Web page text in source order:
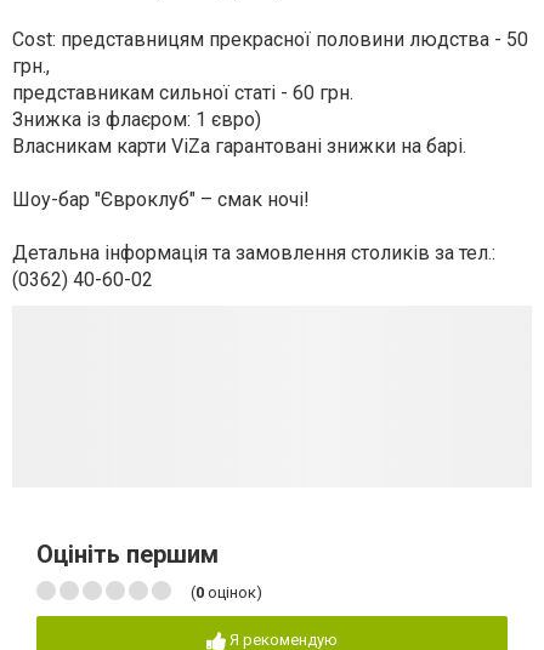
Cost: представницям прекрасної половини людства - 50
грн.,
представникам сильної статі - 60 грн.
Знижка із флаєром: 1 євро)
Власникам карти ViZa гарантовані знижки на барі.
Шоу-бар "Євроклуб" – смак ночі!
Детальна інформація та замовлення столиків за тел.:
(0362) 40-60-02
Оцініть першим
(0 оцінок)
Я рекомендую